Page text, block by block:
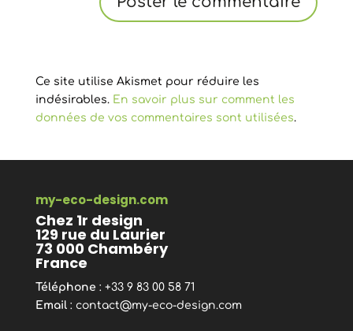
Ce site utilise Akismet pour réduire les
indésirables. En savoir plus sur comment les
données de vos commentaires sont utilisées.
my-eco-design.com
Chez 1r design
129 rue du Laurier
73 000 Chambéry
France
Téléphone : +33 9 83 00 58 71
Email: contact@my-eco-design.com